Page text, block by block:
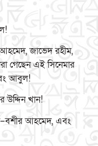
জাভেদ রহীম,
গেছেন এই সিনেমার
আবুল!
উদ্দিন খান!
আহমেদ, এবং